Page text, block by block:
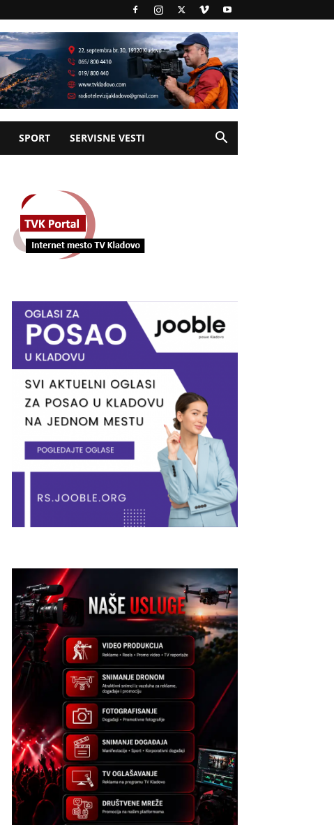
SPORT SERVISNE VESTI